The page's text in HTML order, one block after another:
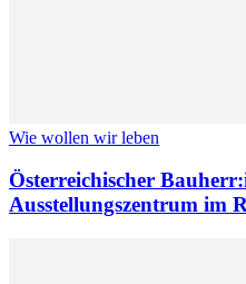
Wie wollen wir leben
Österreichischer
Ausstellungszentrum im